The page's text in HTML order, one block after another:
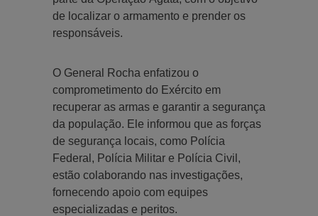
de localizar o armamento e prender os
responsáveis.
O General Rocha enfatizou o
comprometimento do Exército em
recuperar as armas e garantir a segurança
da população. Ele informou que as forças
de segurança locais, como Polícia
Federal, Polícia Militar e Polícia Civil,
estão colaborando nas investigações,
fornecendo apoio com equipes
especializadas e peritos.